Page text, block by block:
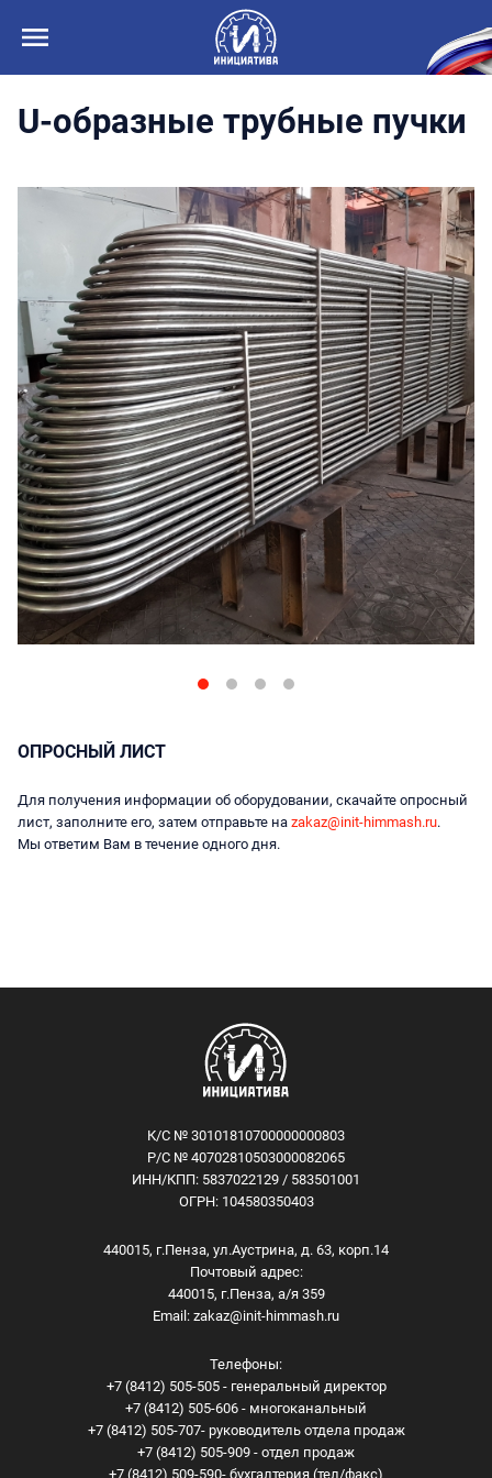
U-образные трубные пучки
ОПРОСНЫЙ ЛИСТ
Для получения информации об оборудовании, скачайте опросный
лист, заполните его, затем отправьте на zakaz@init-himmash.ru.
Мы ответим Вам в течение одного дня.
К/С № 30101810700000000803
Р/С № 40702810503000082065
ИНН/КПП: 5837022129 / 583501001
ОГРН: 104580350403
440015, г.Пенза, ул.Аустрина, д. 63, корп.14
Почтовый адрес:
440015, г.Пенза, а/я 359
Email: zakaz@init-himmash.ru
Телефоны:
+7 (8412) 505-505 - генеральный директор
+7 (8412) 505-606 - многоканальный
+7 (8412) 505-707- руководитель отдела продаж
+7 (8412) 505-909 - отдел продаж
+7 (8412) 509-590- бухгалтерия (тел/факс)